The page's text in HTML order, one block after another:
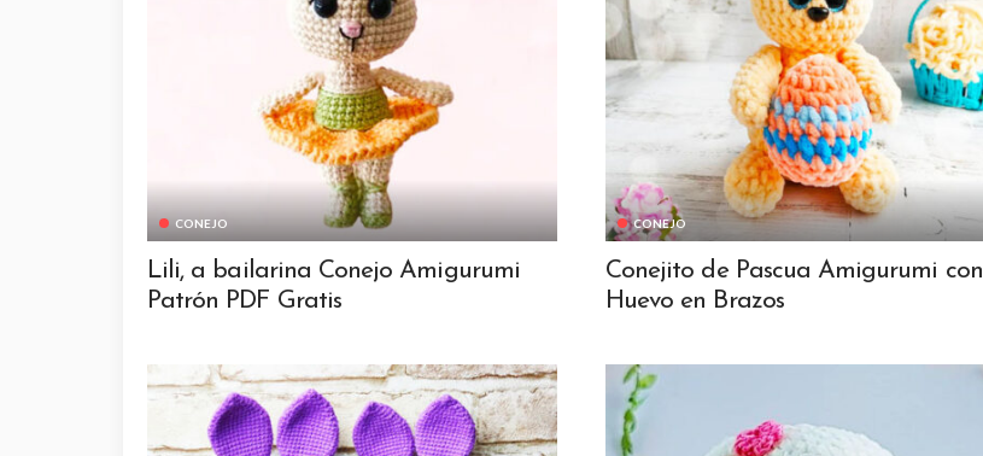
CONEJO
Lili, a bailarina Conejo Amigurumi
Patrón PDF Gratis
CONEJO
Conejito de Pascua Amigurumi con
Huevo en Brazos